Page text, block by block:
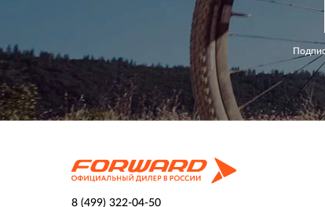
8 (499) 322-04-50